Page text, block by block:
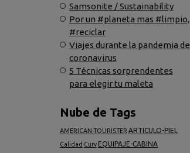
Samsonite / Sustainability
Por un #planeta mas #limpio,
#reciclar
Viajes durante la pandemia de
coronavirus
5 Técnicas sorprendentes
para elegir tu maleta
Nube de Tags
AMERICAN-TOURISTER ARTICULO-PIEL
Calidad Curv EQUIPAJE-CABINA